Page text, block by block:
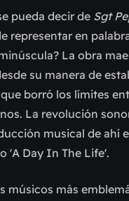
pueda decir de Sgt
representar en
La obra
su manera de
borró los límites
La revolución
musical de ahí
'A Day In The Life'.
músicos más